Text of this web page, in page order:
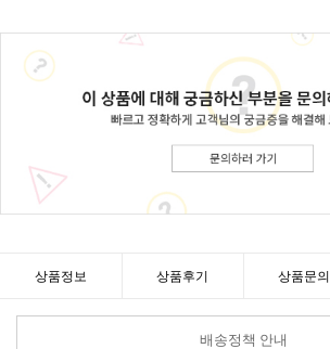
상품정보 상품후기 상품문의
배송정책 안내